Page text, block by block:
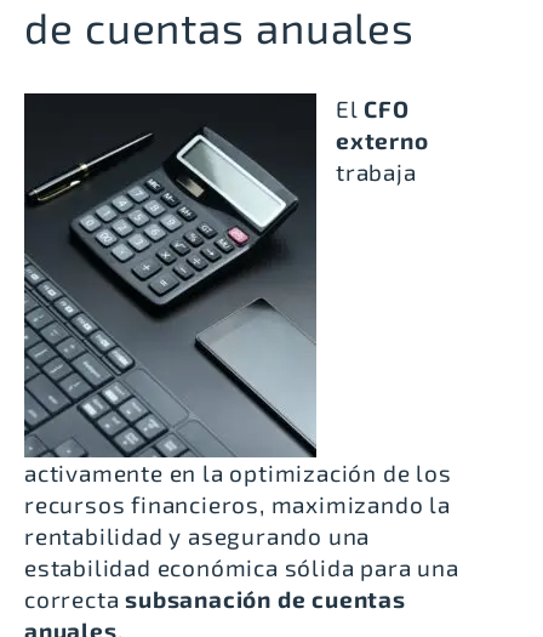
de cuentas anuales
El CFO
externo
trabaja
activamente en la optimización de los
recursos financieros, maximizando la
rentabilidad y asegurando una
estabilidad económica sólida para una
correctasubsanación de cuentas
anuales.